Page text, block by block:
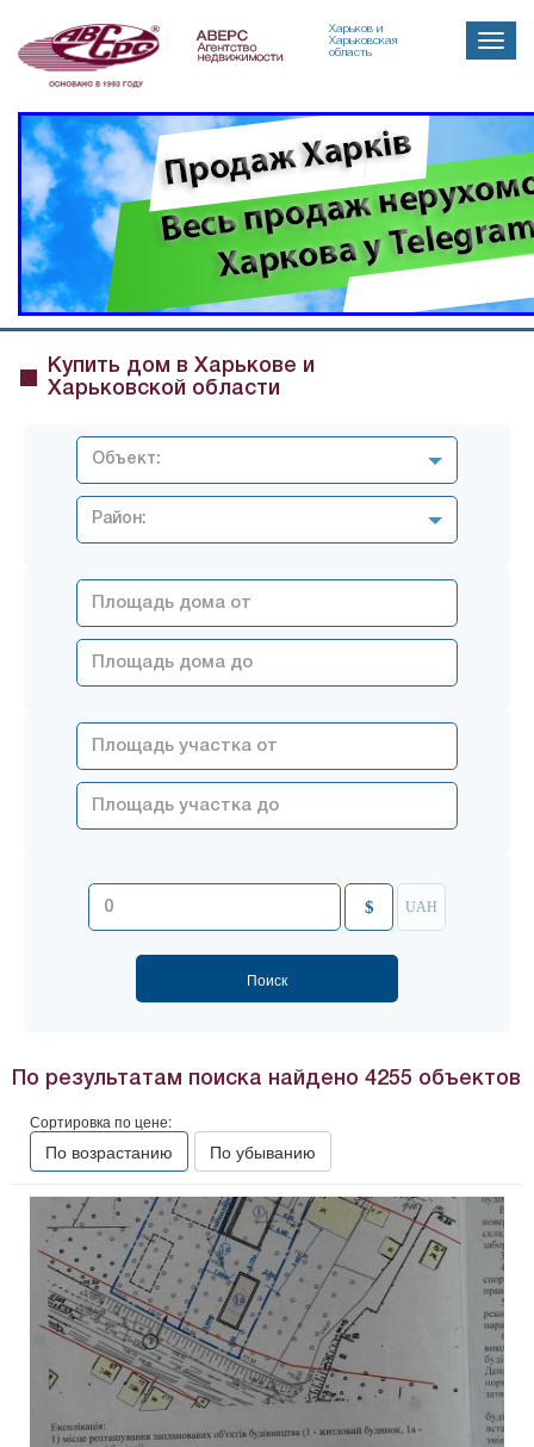
Харьков и
Харьковская
область
Toggle
Купить дом в Харькове и
Харьковской области
Объект:
Район:
$ UAH
По результатам поиска найдено 4255 объектов
Сортировка по цене:
По возрастанию По убыванию